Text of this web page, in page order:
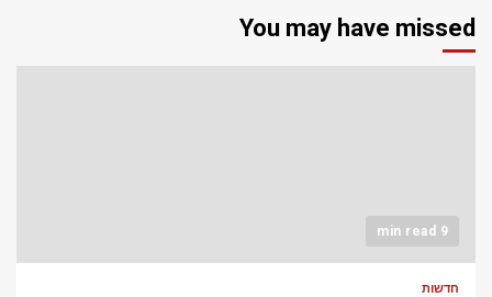
You may have missed
9 min read
חדשות